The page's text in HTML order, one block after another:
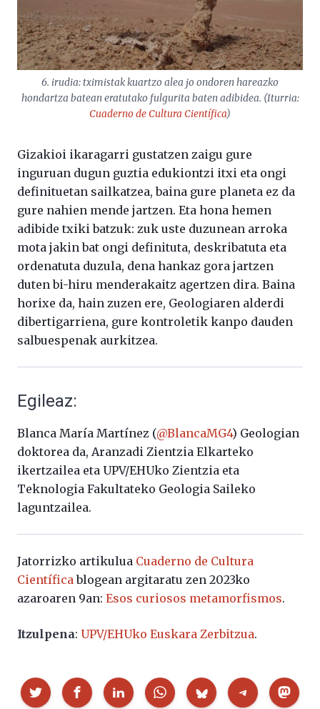
6. irudia: tximistak kuartzo alea jo ondoren hareazko
hondartza batean eratutako fulgurita baten adibidea. (Iturria:
Cuaderno de Cultura Científica)
Gizakioi ikaragarri gustatzen zaigu gure
inguruan dugun guztia edukiontzi itxi eta ongi
definituetan sailkatzea, baina gure planeta ez da
gure nahien mende jartzen. Eta hona hemen
adibide txiki batzuk: zuk uste duzunean arroka
mota jakin bat ongi definituta, deskribatuta eta
ordenatuta duzula, dena hankaz gora jartzen
duten bi-hiru menderakaitz agertzen dira. Baina
horixe da, hain zuzen ere, Geologiaren alderdi
dibertigarriena, gure kontroletik kanpo dauden
salbuespenak aurkitzea.
Egileaz:
Blanca María Martínez (@BlancaMG4) Geologian
doktorea da, Aranzadi Zientzia Elkarteko
ikertzailea eta UPV/EHUko Zientzia eta
Teknologia Fakultateko Geologia Saileko
laguntzailea.
Jatorrizko artikulua Cuaderno de Cultura
Científica blogean argitaratu zen 2023ko
azaroaren 9an: Esos curiosos metamorfismos.
Itzulpena: UPV/EHUko Euskara Zerbitzua.
Partekatu